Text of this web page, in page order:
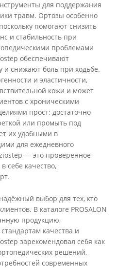
для поддержания
травм. Ортозы особенно
помогают снизить
и стабильность при
проблемами
обеспечивают
и снижают боль при ходьбе.
и эластичности,
кожи и может
с хроническими
прост: достаточно
или промыть под
их удобными в
для ежедневного
— это проверенное
себе качество,
выбор для тех, кто
В каталоге PROSALON
продукцию,
качества и
зарекомендовал себя как
решений,
современных